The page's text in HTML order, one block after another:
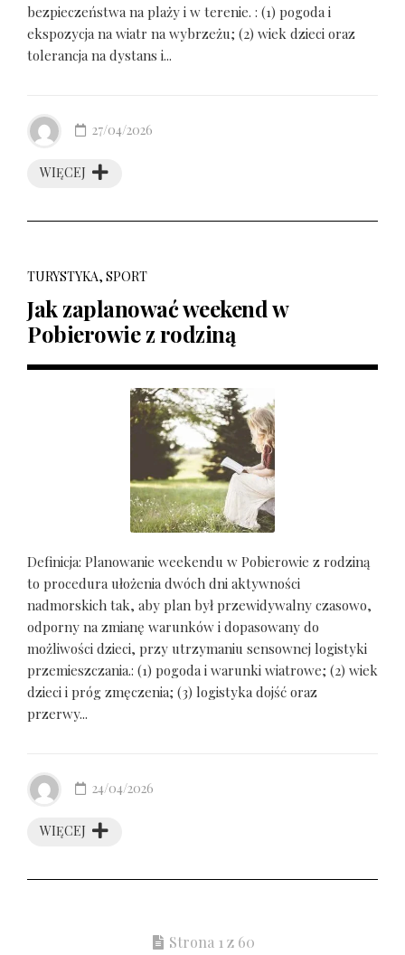
bezpieczeństwa na plaży i w terenie. : (1) pogoda i
ekspozycja na wiatr na wybrzeżu; (2) wiek dzieci oraz
tolerancja na dystans i...
WIĘCEJ
27/04/2026
TURYSTYKA, SPORT
Jak zaplanować weekend w
Pobierowie z rodziną
Definicja: Planowanie weekendu w Pobierowie z rodziną
to procedura ułożenia dwóch dni aktywności
nadmorskich tak, aby plan był przewidywalny czasowo,
odporny na zmianę warunków i dopasowany do
możliwości dzieci, przy utrzymaniu sensownej logistyki
przemieszczania.: (1) pogoda i warunki wiatrowe; (2) wiek
dzieci i próg zmęczenia; (3) logistyka dojść oraz
przerwy...
WIĘCEJ
24/04/2026
Strona 1 z 60